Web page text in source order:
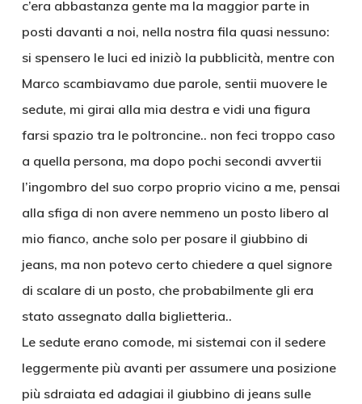
c’era abbastanza gente ma la maggior parte in
posti davanti a noi, nella nostra fila quasi nessuno:
si spensero le luci ed iniziò la pubblicità, mentre con
Marco scambiavamo due parole, sentii muovere le
sedute, mi girai alla mia destra e vidi una figura
farsi spazio tra le poltroncine.. non feci troppo caso
a quella persona, ma dopo pochi secondi avvertii
l’ingombro del suo corpo proprio vicino a me, pensai
alla sfiga di non avere nemmeno un posto libero al
mio fianco, anche solo per posare il giubbino di
jeans, ma non potevo certo chiedere a quel signore
di scalare di un posto, che probabilmente gli era
stato assegnato dalla biglietteria..
Le sedute erano comode, mi sistemai con il sedere
leggermente più avanti per assumere una posizione
più sdraiata ed adagiai il giubbino di jeans sulle